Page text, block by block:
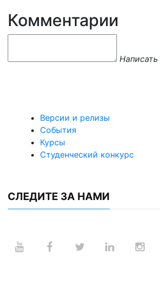
Комментарии
Написать
Версии и релизы
События
Курсы
Студенческий конкурс
СЛЕДИТЕ ЗА НАМИ